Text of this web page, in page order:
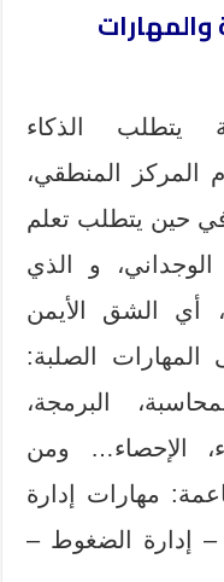
والمهارات
يتطلب الذكاء
المركز المنطقي،
حين يتطلب تعلم
الوجداني، و الذي
أي الشق الأيمن
المهارات الصلبة:
البرمجة،
الإحصاء… ومن
مهارات إدارة
– إدارة الضغوط –